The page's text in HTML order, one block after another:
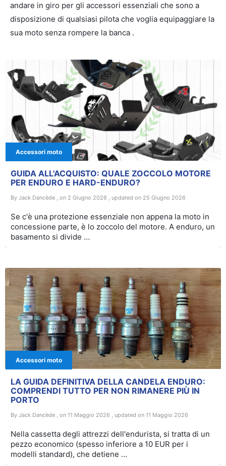
andare in giro per gli accessori essenziali che sono a
disposizione di qualsiasi pilota che voglia equipaggiare la
sua moto senza rompere la banca .
Accessori moto
GUIDA ALL'ACQUISTO: QUALE ZOCCOLO MOTORE
PER ENDURO E HARD-ENDURO?
By Jack Dancède , on 2 Giugno 2026 , updated on 25 Giugno 2026
Se c'è una protezione essenziale non appena la moto in
concessione parte, è lo zoccolo del motore. A enduro, un
basamento si divide …
Accessori moto
LA GUIDA DEFINITIVA DELLA CANDELA ENDURO:
COMPRENDI TUTTO PER NON RIMANERE PIÙ IN
PORTO
By Jack Dancède , on 11 Maggio 2026 , updated on 11 Maggio 2026
Nella cassetta degli attrezzi dell'endurista, si tratta di un
pezzo economico (spesso inferiore a 10 EUR per i
modelli standard), che detiene …